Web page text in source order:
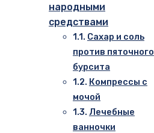
народными
средствами
Сахар и соль
против пяточного
бурсита
Компрессы с
мочой
Лечебные
ванночки